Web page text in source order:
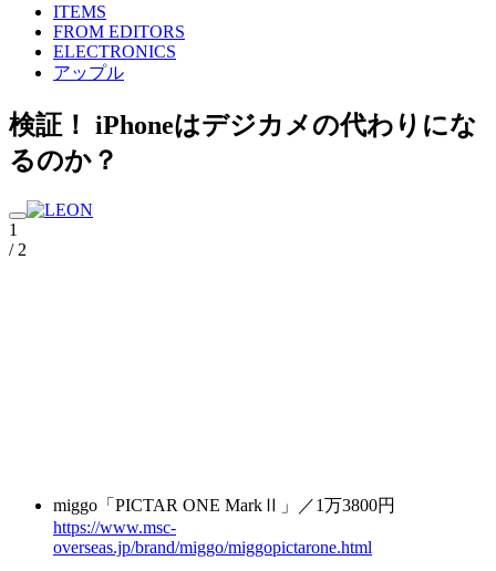
ITEMS
FROM EDITORS
ELECTRONICS
アップル
検証！ iPhoneはデジカメの代わりにな
るのか？
1
/ 2
miggo「PICTAR ONE MarkⅡ」／1万3800円
https://www.msc-
overseas.jp/brand/miggo/miggopictarone.html